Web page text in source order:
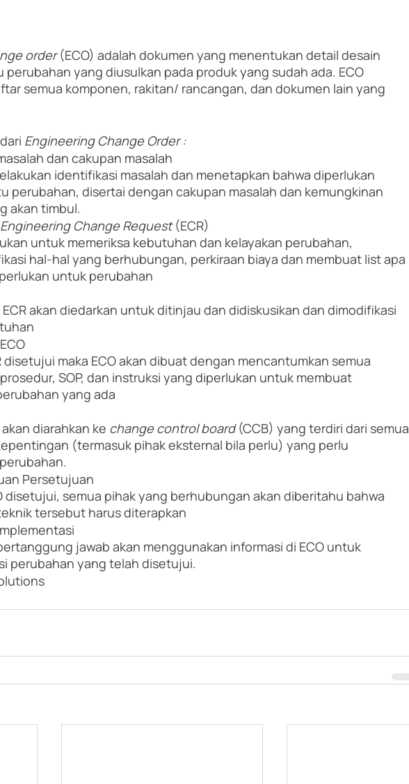
order (ECO) adalah dokumen yang menentukan detail desain
perubahan yang diusulkan pada produk yang sudah ada. ECO
semua komponen, rakitan/ rancangan, dan dokumen lain yang
Engineering Change Order :
dan cakupan masalah
identifikasi masalah dan menetapkan bahwa diperlukan
perubahan, disertai dengan cakupan masalah dan kemungkinan
akan timbul.
Engineering Change Request (ECR)
untuk memeriksa kebutuhan dan kelayakan perubahan,
hal-hal yang berhubungan, perkiraan biaya dan membuat list apa
untuk perubahan
akan diedarkan untuk ditinjau dan didiskusikan dan dimodifikasi
disetujui maka ECO akan dibuat dengan mencantumkan semua
SOP, dan instruksi yang diperlukan untuk membuat
yang ada
akan diarahkan ke change control board (CCB) yang terdiri dari semua
(termasuk pihak eksternal bila perlu) yang perlu
Persetujuan
disetujui, semua pihak yang berhubungan akan diberitahu bahwa
tersebut harus diterapkan
jawab akan menggunakan informasi di ECO untuk
perubahan yang telah disetujui.